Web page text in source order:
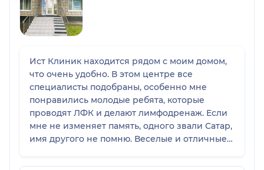
Ист Клиник находится рядом с моим домом,
что очень удобно. В этом центре все
специалисты подобраны, особенно мне
понравились молодые ребята, которые
проводят ЛФК и делают лимфодренаж. Если
мне не изменяет память, одного звали Сатар,
имя другого не помню. Веселые и отличные